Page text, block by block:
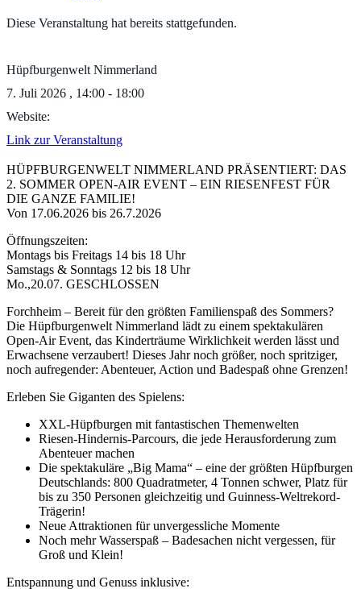
Diese Veranstaltung hat bereits stattgefunden.
Hüpfburgenwelt Nimmerland
7. Juli 2026 , 14:00 - 18:00
Website:
Link zur Veranstaltung
HÜPFBURGENWELT NIMMERLAND PRÄSENTIERT: DAS
2. SOMMER OPEN-AIR EVENT – EIN RIESENFEST FÜR
DIE GANZE FAMILIE!
Von 17.06.2026 bis 26.7.2026
Öffnungszeiten:
Montags bis Freitags 14 bis 18 Uhr
Samstags & Sonntags 12 bis 18 Uhr
Mo.,20.07. GESCHLOSSEN
Forchheim – Bereit für den größten Familienspaß des Sommers?
Die Hüpfburgenwelt Nimmerland lädt zu einem spektakulären
Open-Air Event, das Kinderträume Wirklichkeit werden lässt und
Erwachsene verzaubert! Dieses Jahr noch größer, noch spritziger,
noch aufregender: Abenteuer, Action und Badespaß ohne Grenzen!
Erleben Sie Giganten des Spielens:
XXL-Hüpfburgen mit fantastischen Themenwelten
Riesen-Hindernis-Parcours, die jede Herausforderung zum
Abenteuer machen
Die spektakuläre „Big Mama“ – eine der größten Hüpfburgen
Deutschlands: 800 Quadratmeter, 4 Tonnen schwer, Platz für
bis zu 350 Personen gleichzeitig und Guinness-Weltrekord-
Trägerin!
Neue Attraktionen für unvergessliche Momente
Noch mehr Wasserspaß – Badesachen nicht vergessen, für
Groß und Klein!
Entspannung und Genuss inklusive: